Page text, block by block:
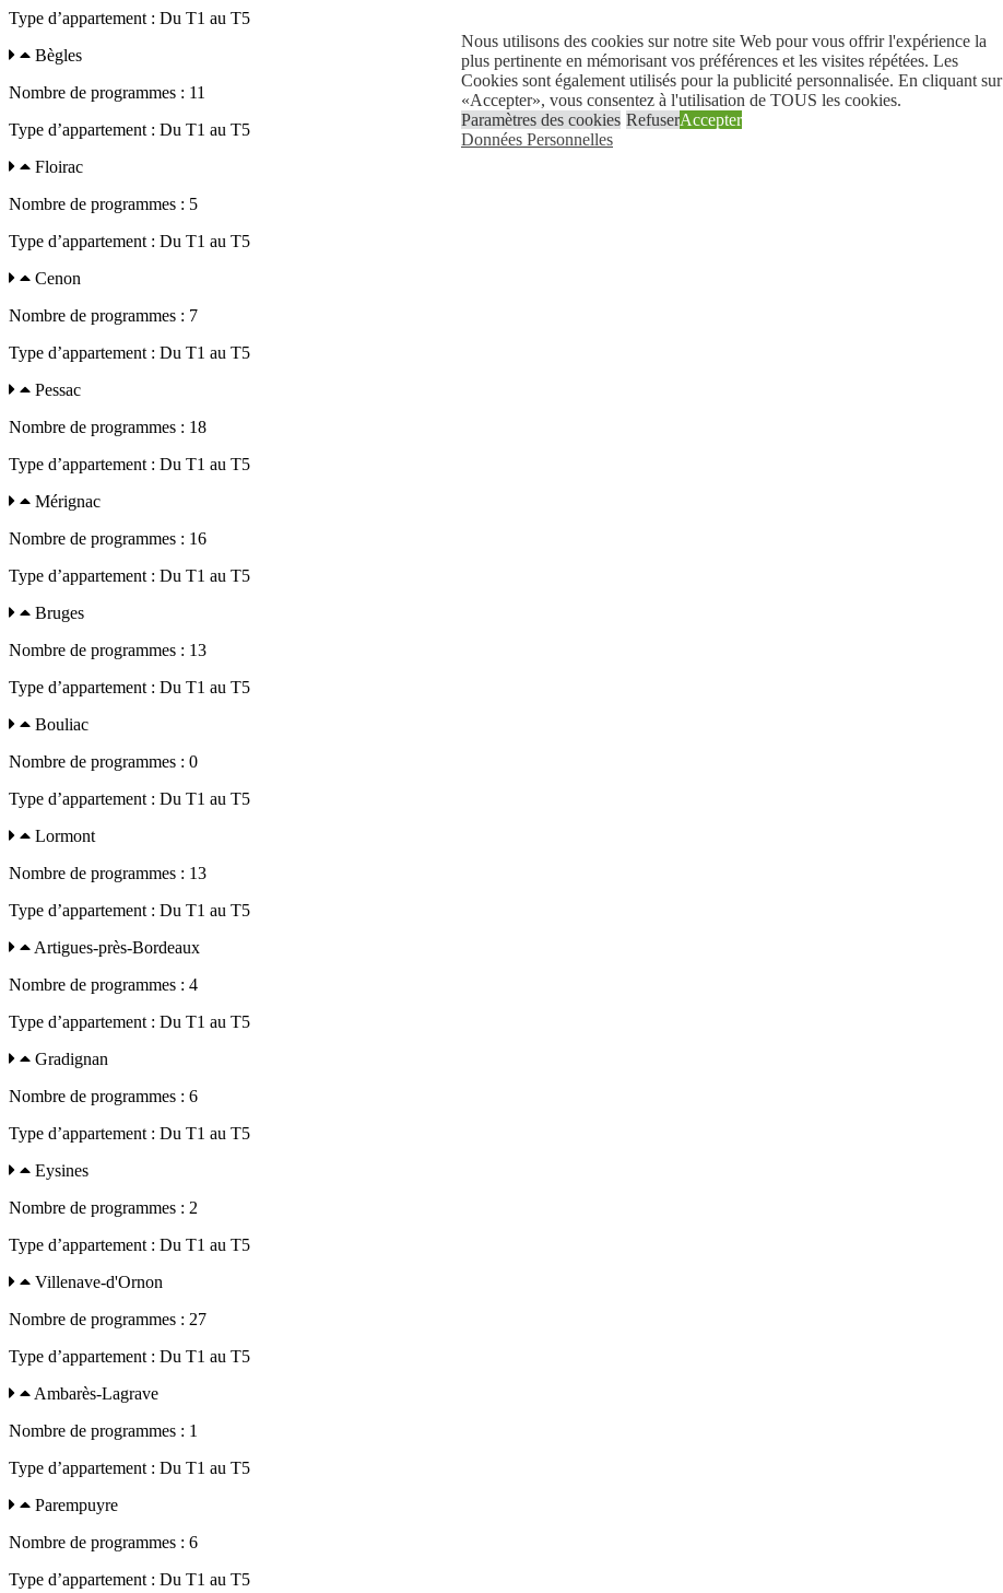
Type d’appartement : Du T1 au T5
Bègles
Nombre de programmes : 11
Type d’appartement : Du T1 au T5
Floirac
Nombre de programmes : 5
Type d’appartement : Du T1 au T5
Cenon
Nombre de programmes : 7
Type d’appartement : Du T1 au T5
Pessac
Nombre de programmes : 18
Type d’appartement : Du T1 au T5
Mérignac
Nombre de programmes : 16
Type d’appartement : Du T1 au T5
Bruges
Nombre de programmes : 13
Type d’appartement : Du T1 au T5
Bouliac
Nombre de programmes : 0
Type d’appartement : Du T1 au T5
Lormont
Nombre de programmes : 13
Type d’appartement : Du T1 au T5
Artigues-près-Bordeaux
Nombre de programmes : 4
Type d’appartement : Du T1 au T5
Gradignan
Nombre de programmes : 6
Type d’appartement : Du T1 au T5
Eysines
Nombre de programmes : 2
Type d’appartement : Du T1 au T5
Villenave-d'Ornon
Nombre de programmes : 27
Type d’appartement : Du T1 au T5
Ambarès-Lagrave
Nombre de programmes : 1
Type d’appartement : Du T1 au T5
Parempuyre
Nombre de programmes : 6
Type d’appartement : Du T1 au T5
Nous utilisons des cookies sur notre site Web pour vous offrir l'expérience la
plus pertinente en mémorisant vos préférences et les visites répétées. Les
Cookies sont également utilisés pour la publicité personnalisée. En cliquant sur
«Accepter», vous consentez à l'utilisation de TOUS les cookies.
Paramètres des cookies RefuserAccepter
Données Personnelles